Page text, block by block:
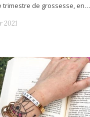
trimestre de grossesse, en…
2021